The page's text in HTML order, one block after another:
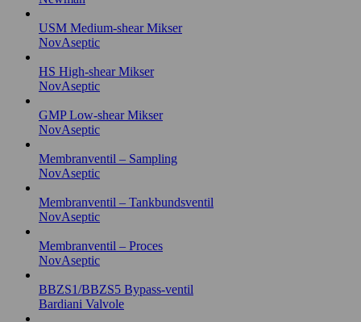
USM Medium-shear Mikser
NovAseptic
HS High-shear Mikser
NovAseptic
GMP Low-shear Mikser
NovAseptic
Membranventil – Sampling
NovAseptic
Membranventil – Tankbundsventil
NovAseptic
Membranventil – Proces
NovAseptic
BBZS1/BBZS5 Bypass-ventil
Bardiani Valvole